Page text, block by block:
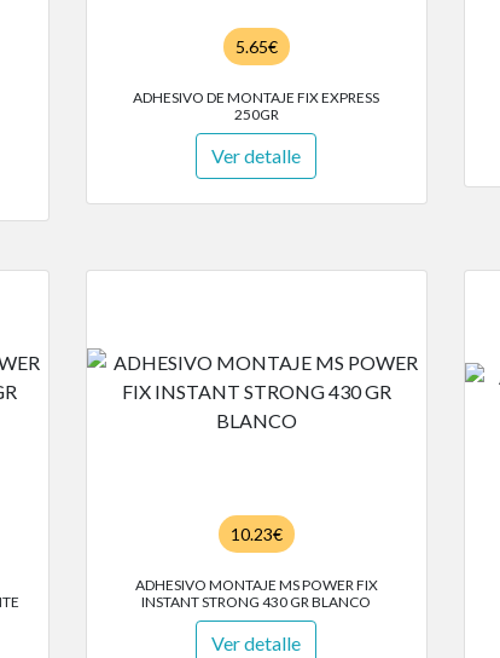
5.65€
ADHESIVO DE MONTAJE FIX EXPRESS
250GR
Ver detalle
10.23€
ADHESIVO MONTAJE MS POWER FIX
INSTANT STRONG 430 GR BLANCO
Ver detalle